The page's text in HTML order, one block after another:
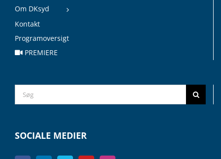
Om DKsyd
Kontakt
Programoversigt
PREMIERE
Search
for:
SOCIALE MEDIER